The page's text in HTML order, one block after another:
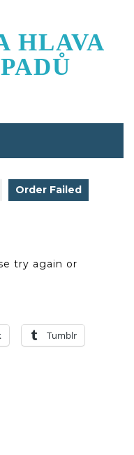
HLAVA
Order Failed
try again or
Tumblr